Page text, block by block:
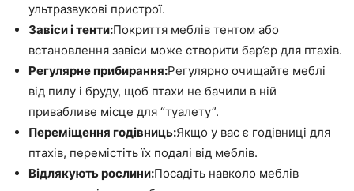
ультразвукові пристрої.
Завіси і тенти:Покриття меблів тентом або
встановлення завіси може створити бар’єр для птахів.
Регулярне прибирання:Регулярно очищайте меблі
від пилу і бруду, щоб птахи не бачили в ній
привабливе місце для “туалету”.
Переміщення годівниць:Якщо у вас є годівниці для
птахів, перемістіть їх подалі від меблів.
Відлякують рослини:Посадіть навколо меблів